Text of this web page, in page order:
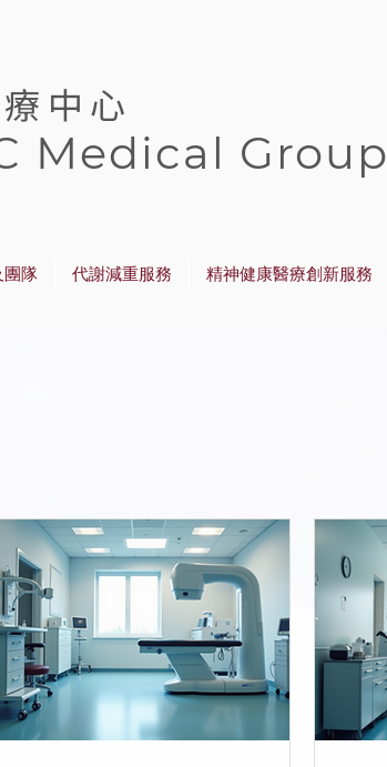
Medical Group
中心
團隊 代謝減重服務 精神健康醫療創新服務